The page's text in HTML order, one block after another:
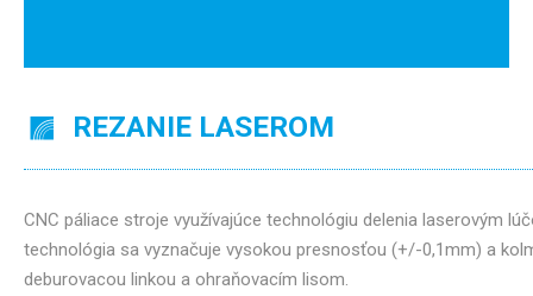
REZANIE LASEROM
CNC páliace stroje využívajúce technológiu delenia laserovým
technológia sa vyznačuje vysokou presnosťou (+/-0,1mm) a
deburovacou linkou a ohraňovacím lisom.